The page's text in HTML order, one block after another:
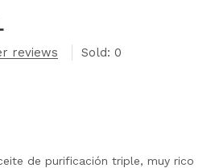
reviews Sold: 0
de purificación triple, muy rico